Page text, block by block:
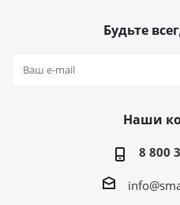
Будьте
Наши
8 800